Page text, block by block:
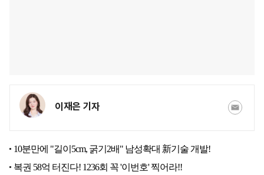
이재은 기자